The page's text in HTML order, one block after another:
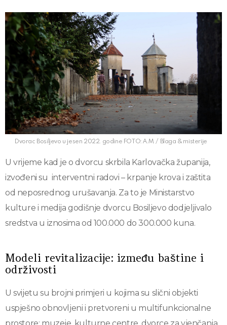
Dvorac Bosiljevo u jesen 2022. godine FOTO: A.M. / Blaga & misterije
U vrijeme kad je o dvorcu skrbila Karlovačka županija,
izvođeni su interventni radovi – krpanje krova i zaštita
od neposrednog urušavanja. Za to je Ministarstvo
kulture i medija godišnje dvorcu Bosiljevo dodjeljivalo
sredstva u iznosima od 100.000 do 300.000 kuna.
Modeli revitalizacije: između baštine i
održivosti
U svijetu su brojni primjeri u kojima su slični objekti
uspješno obnovljeni i pretvoreni u multifunkcionalne